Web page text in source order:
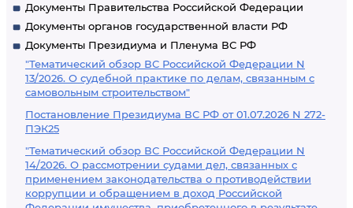
Документы Правительства Российской Федерации
Документы органов государственной власти РФ
Документы Президиума и Пленума ВС РФ
"Тематический обзор ВС Российской Федерации N
13/2026. О судебной практике по делам, связанным с
самовольным строительством"
Постановление Президиума ВС РФ от 01.07.2026 N 272-
ПЭК25
"Тематический обзор ВС Российской Федерации N
14/2026. О рассмотрении судами дел, связанных с
применением законодательства о противодействии
коррупции и обращением в доход Российской